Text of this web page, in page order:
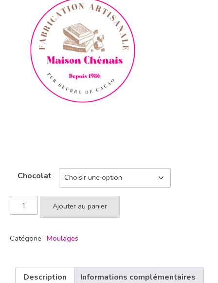
Chocolat
Ajouter au panier
Catégorie : Moulages
Description
Informations complémentaires